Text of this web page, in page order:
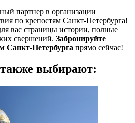
партнер в организации
по крепостям Санкт-Петербурга!
вас страницы истории, полные
свершений. Забронируйте
Санкт-Петербурга прямо сейчас!
выбирают: